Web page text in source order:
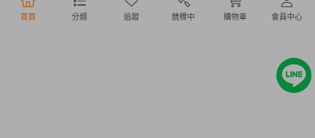
首頁 分類 追蹤 競標中 購物車 會員中心